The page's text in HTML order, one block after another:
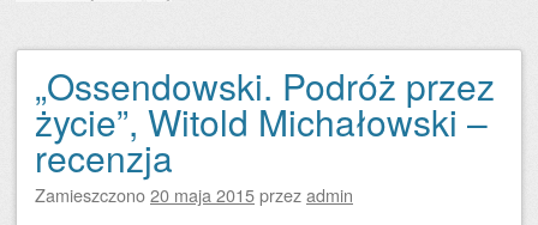
„Ossendowski. Podróż przez
życie”, Witold Michałowski –
recenzja
Zamieszczono20 maja 2015przezadmin